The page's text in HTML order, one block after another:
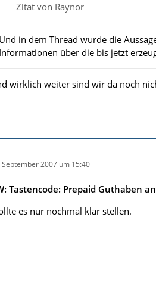
Zitat von Raynor
Und in dem Thread wurde die
Informationen über die bis jetzt
wirklich weiter sind wir da noch
September 2007 um 15:40
Tastencode: Prepaid Guthaben
es nur nochmal klar stellen.